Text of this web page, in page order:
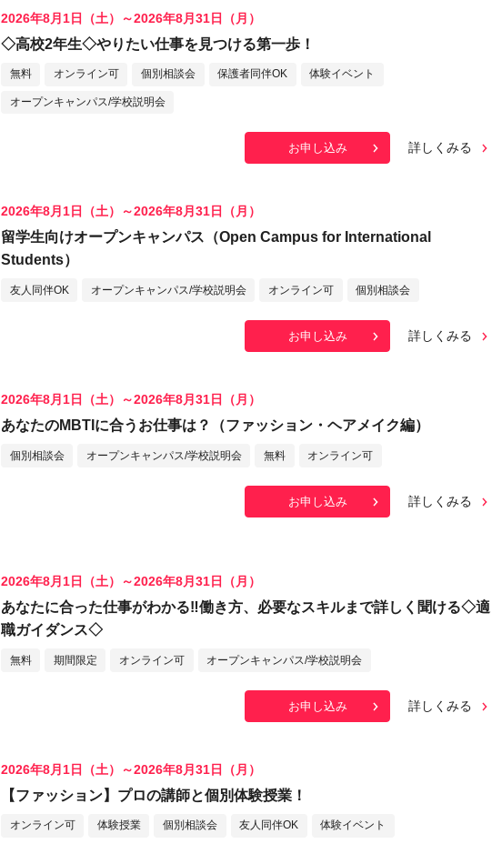
2026年8月1日（土）～2026年8月31日（月）
◇高校2年生◇やりたい仕事を見つける第一歩！
無料 オンライン可 個別相談会 保護者同伴OK 体験イベント
オープンキャンパス/学校説明会
お申し込み 詳しくみる
2026年8月1日（土）～2026年8月31日（月）
留学生向けオープンキャンパス（Open Campus for International
Students）
友人同伴OK オープンキャンパス/学校説明会 オンライン可 個別相談会
お申し込み 詳しくみる
2026年8月1日（土）～2026年8月31日（月）
あなたのMBTIに合うお仕事は？（ファッション・ヘアメイク編）
個別相談会 オープンキャンパス/学校説明会 無料 オンライン可
お申し込み 詳しくみる
2026年8月1日（土）～2026年8月31日（月）
あなたに合った仕事がわかる‼働き方、必要なスキルまで詳しく聞ける◇適
職ガイダンス◇
無料 期間限定 オンライン可 オープンキャンパス/学校説明会
お申し込み 詳しくみる
2026年8月1日（土）～2026年8月31日（月）
【ファッション】プロの講師と個別体験授業！
オンライン可 体験授業 個別相談会 友人同伴OK 体験イベント